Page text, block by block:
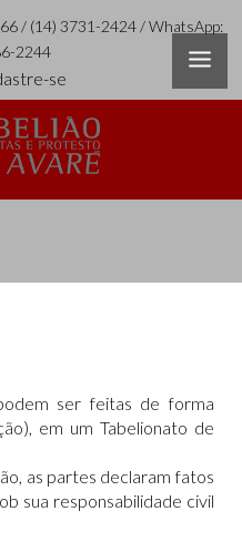
/ (14) 3731-2424 / WhatsApp:
2244
se
ser feitas de forma
em um Tabelionato de
as partes declaram fatos
sua responsabilidade civil